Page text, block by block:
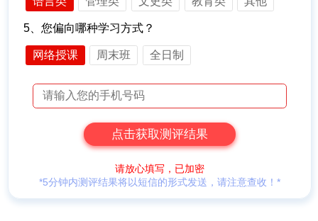
5、您偏向哪种学习方式？
网络授课 周末班 全日制
请放心填写，已加密
*5分钟内测评结果将以短信的形式发送，请注意查收！*